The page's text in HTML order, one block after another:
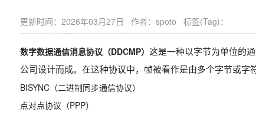
更新时间：2026年03月27日 作者：spoto 标签(Tag)：
数字数据通信消息协议（DDCMP） 这是一种以字节为单位的
公司设计而成。在这种协议中，帧被看作是由多个字节或字
BISYNC（二进制同步通信协议）
点对点协议（PPP）